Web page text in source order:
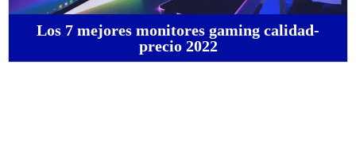
Los 7 mejores monitores gaming calidad-
precio 2022